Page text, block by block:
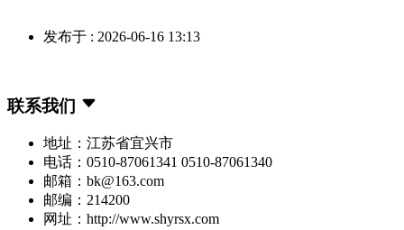
发布于 : 2026-06-16 13:13
联系我们
地址：江苏省宜兴市
电话：0510-87061341 0510-87061340
邮箱：bk@163.com
邮编：214200
网址：http://www.shyrsx.com